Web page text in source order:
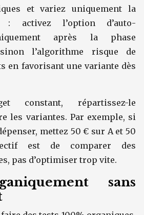
et variez uniquement la
: activez l’option d’auto-
après la phase
sinon l’algorithme risque de
en favorisant une variante dès
constant, répartissez-le
les variantes. Par exemple, si
mettez 50 € sur A et 50
est de comparer des
pas d’optimiser trop vite.
sans